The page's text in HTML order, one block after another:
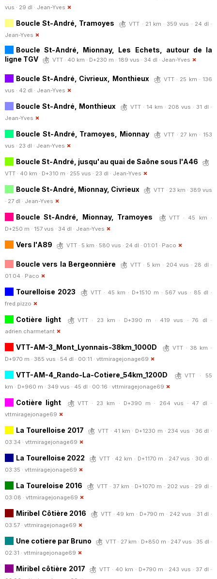
vus · 29 dl · Jean-Yves
Boucle St-André, Tramoyes
VTT · 21 km · 359 vus · 24 dl ·
Jean-Yves
Boucle St-André, Mionnay, Les Echets, autour de la
ligne TGV
VTT · 40 km · D+230 m · 189 vus · 34 dl · Jean-Yves
Boucle St-André, Civrieux, Monthieux
VTT · 25 km · 136
vus · 42 dl · Jean-Yves
Boucle St-André, Monthieux
VTT · 14 km · 208 vus · 31 dl ·
Jean-Yves
Boucle St-André, Tramoyes, Mionnay
VTT · 27 km · 153
vus · 23 dl · Jean-Yves
Boucle St-André, jusqu'au quai de Saône sous l'A46
VTT · 40 km · D+310 m · 255 vus · 23 dl · Jean-Yves
Boucle St-André, Mionnay, Civrieux
VTT · 23 km · 389 vus
· 27 dl · Jean-Yves
Boucle St-André, Mionnay, Tramoyes
VTT · 45 km ·
D+250 m · 157 vus · 34 dl · Jean-Yves
Vers l'A89 VTT · 5 km · 580 vus · 24 dl · 01:01 · Paco
Boucle vers la Bergeonnière
VTT · 5 km · 204 vus · 28 dl ·
01:04 · Paco
Tourelloise 2023
VTT · 45 km · D+1510 m · 567 vus · 85 dl ·
fred.pizzo
Cotière light
VTT · 23 km · D+390 m · 419 vus · 76 dl ·
adrien.charmetant
VTT-AM-3_Mont_Lyonnais-38km_1000D
VTT · 38 km ·
D+970 m · 385 vus · 54 dl · 00:11 · vttmiragejonage69
VTT-AM-4_Rando-La-Cotiere_54km_1200D
VTT · 55
km · D+960 m · 349 vus · 45 dl · 00:16 · vttmiragejonage69
Cotière light
VTT · 23 km · D+390 m · 264 vus · 47 dl ·
vttmiragejonage69
La Tourelloise 2017
VTT · 41 km · D+1230 m · 234 vus · 36 dl ·
03:34 · vttmiragejonage69
La Tourelloise 2022
VTT · 42 km · D+1170 m · 247 vus · 30 dl ·
03:35 · vttmiragejonage69
La Toureloise 2016
VTT · 37 km · D+1070 m · 202 vus · 29 dl ·
03:08 · vttmiragejonage69
Miribel Côtière 2016
VTT · 49 km · D+790 m · 242 vus · 31 dl ·
03:57 · vttmiragejonage69
Une cotiere par Bruno
VTT · 27 km · D+850 m · 247 vus · 35 dl ·
02:31 · vttmiragejonage69
Miribel côtière 2017
VTT · 40 km · D+790 m · 243 vus · 37 dl ·